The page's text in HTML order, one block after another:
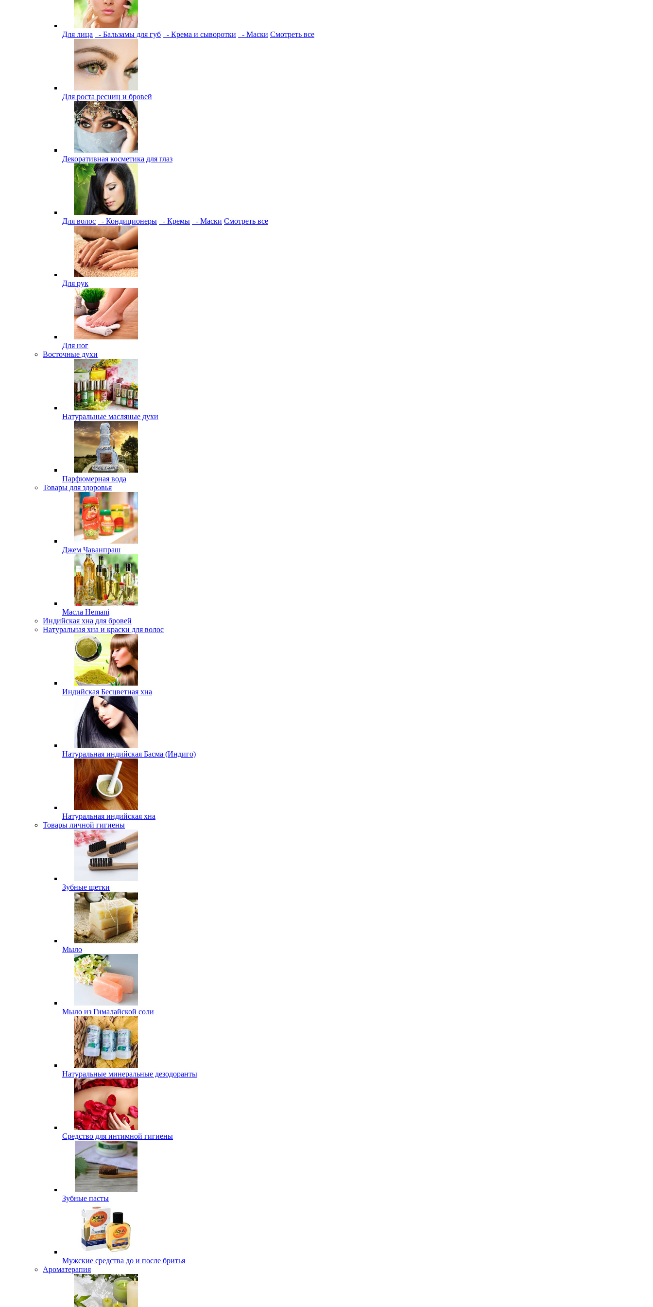
Для лица - Бальзамы для губ - Крема и сыворотки - Маски Смотреть все
Для роста ресниц и бровей
Декоративная косметика для глаз
Для волос - Кондиционеры - Кремы - Маски Смотреть все
Для рук
Для ног
Восточные духи
Натуральные масляные духи
Парфюмерная вода
Товары для здоровья
Джем Чаванпраш
Масла Hemani
Индийская хна для бровей
Натуральная хна и краски для волос
Индийская Бесцветная хна
Натуральная индийская Басма (Индиго)
Натуральная индийская хна
Товары личной гигиены
Зубные щетки
Мыло
Мыло из Гималайской соли
Натуральные минеральные дезодоранты
Средство для интимной гигиены
Зубные пасты
Мужские средства до и после бритья
Ароматерапия